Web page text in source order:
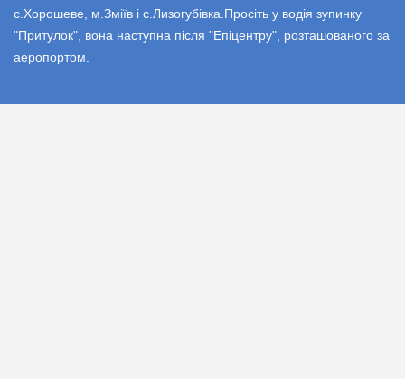
с.Хорошеве, м.Зміїв і с.Лизогубівка.Просіть у водія зупинку
"Притулок", вона наступна після "Епіцентру", розташованого за
аеропортом.